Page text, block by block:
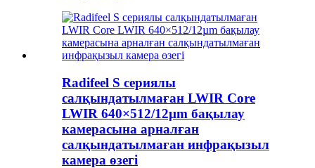
Radifeel S сериялы
салқындатылмаған LWIR Core
LWIR 640×512/12µm бақылау
камерасына арналған
салқындатылмаған инфрақызыл
камера өзегі